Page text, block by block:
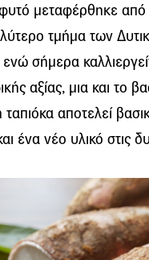
μεταφέρθηκε από
τμήμα των
σήμερα
αξίας, μια και το
αποτελεί
ένα νέο υλικό στις